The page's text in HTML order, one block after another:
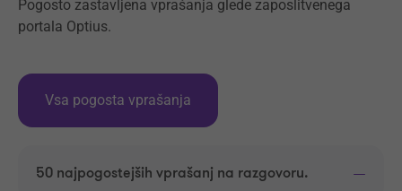
Pogosto zastavljena vprašanja glede zaposlitvenega
portala Optius.
Vsa pogosta vprašanja
50 najpogostejših vprašanj na razgovoru.